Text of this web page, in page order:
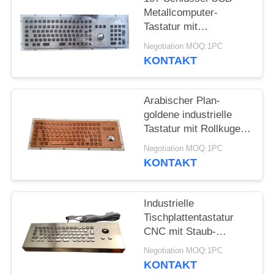
Metallcomputer-
Tastatur mit
industrieller
Rollkugel/numerischer
Negotiation MOQ:1PC
KONTAKT
Arabischer Plan-
goldene industrielle
Tastatur mit Rollkugel-
Mäuseplatten-Berg
Negotiation MOQ:1PC
KONTAKT
Industrielle
Tischplattentastatur
CNC mit Staub-
Beweis-Minischlüssel
der Rollkugel-68
Negotiation MOQ:1PC
KONTAKT